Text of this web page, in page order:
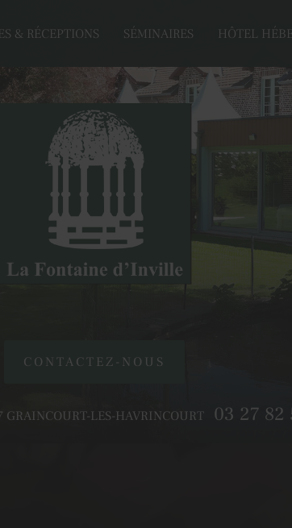
& RÉCEPTIONS SÉMINAIRES HÔTEL
CONTACTEZ-NOUS
GRAINCOURT-LES-HAVRINCOURT 03 27 82